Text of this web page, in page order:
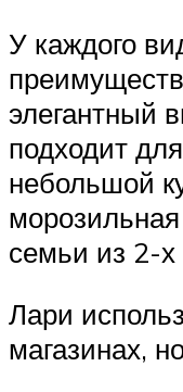
У каждого
элегантный
подходит
небольшой
семьи из 2-х
Лари
магазинах,